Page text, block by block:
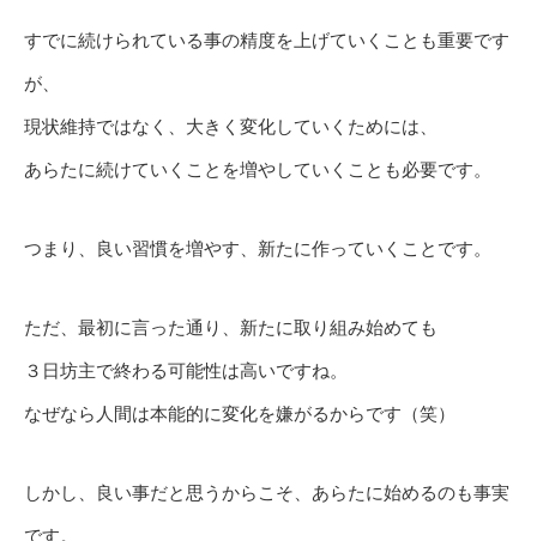
すでに続けられている事の精度を上げていくことも重要です
が、
現状維持ではなく、大きく変化していくためには、
あらたに続けていくことを増やしていくことも必要です。
つまり、良い習慣を増やす、新たに作っていくことです。
ただ、最初に言った通り、新たに取り組み始めても
３日坊主で終わる可能性は高いですね。
なぜなら人間は本能的に変化を嫌がるからです（笑）
しかし、良い事だと思うからこそ、あらたに始めるのも事実
です。